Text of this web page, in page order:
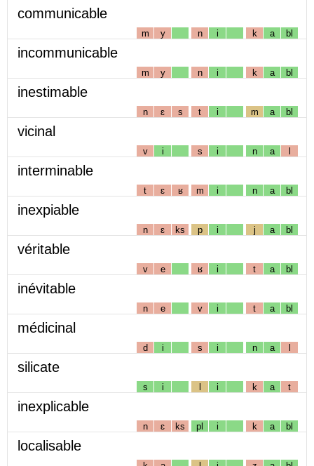
communicable
m y n i k a bl
incommunicable
m y n i k a bl
inestimable
n ɛ s t i m a bl
vicinal
v i s i n a l
interminable
t ɛ ʁ m i n a bl
inexpiable
n ɛ ks p i j a bl
véritable
v e ʁ i t a bl
inévitable
n e v i t a bl
médicinal
d i s i n a l
silicate
s i l i k a t
inexplicable
n ɛ ks pl i k a bl
localisable